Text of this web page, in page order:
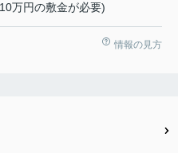
万円の敷金が必要)
情報の見方